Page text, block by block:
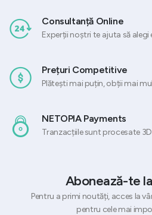
Consultanță Online
Experții noștri te ajuta să
Prețuri Competitive
Plătești mai puțin, obții mai
NETOPIA Payments
Tranzacțiile sunt procesate
Abonează-te
Pentru a primi noutăți, acces la
pentru cele mai